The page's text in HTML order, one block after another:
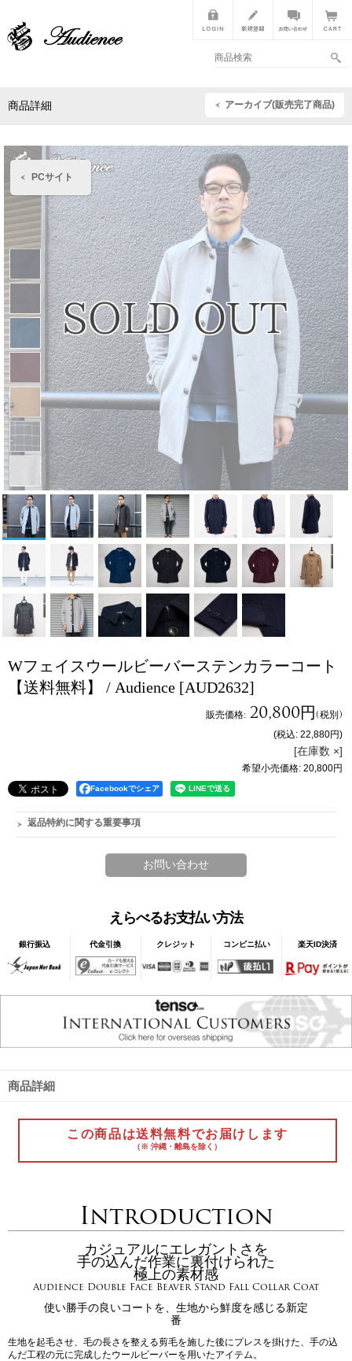
PCサイト
商品詳細 アーカイブ(販売完了商品)
Wフェイスウールビーバーステンカラーコート
【送料無料】 / Audience [AUD2632]
販売価格: 20,800円(税別)
(税込: 22,880円)
[在庫数 ×]
希望小売価格: 20,800円
Facebookでシェア
返品特約に関する重要事項
えらべるお支払い方法
銀行振込 代金引換 クレジット コンビニ払い 楽天ID決済
商品詳細
この商品は送料無料でお届けします
（※ 沖縄・離島を除く）
Introduction
カジュアルにエレガントさを
手の込んだ作業に裏付けられた
極上の素材感
Audience Double Face Beaver Stand Fall Collar Coat
使い勝手の良いコートを、生地から鮮度を感じる新定
番
生地を起毛させ、毛の長さを整える剪毛を施した後にプレスを掛けた、手の込
んだ工程の元に完成したウールビーバーを用いたアイテム。